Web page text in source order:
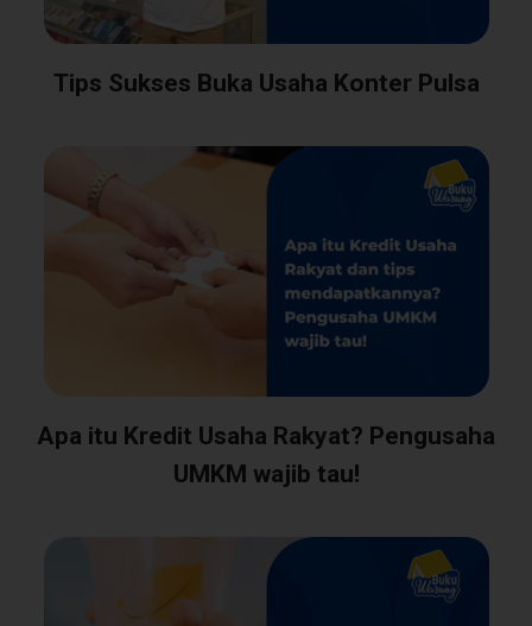
Tips Sukses Buka Usaha Konter Pulsa
Apa itu Kredit Usaha Rakyat? Pengusaha
UMKM wajib tau!